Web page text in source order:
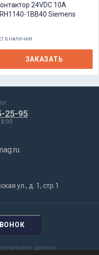
24VDC 10А
1BB40 Siemens
В НАЛИЧИИ
ЗАКАЗАТЬ
25-95
ул., д. 1, стр.1
данных